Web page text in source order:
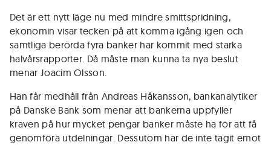
Det är ett nytt läge nu med mindre smittspridning,
ekonomin visar tecken på att komma igång igen och
samtliga berörda fyra banker har kommit med starka
halvårsrapporter. Då måste man kunna ta nya beslut
menar Joacim Olsson.
Han får medhåll från Andreas Håkansson, bankanalytiker
på Danske Bank som menar att bankerna uppfyller
kraven på hur mycket pengar banker måste ha för att få
genomföra utdelningar. Dessutom har de inte tagit emot